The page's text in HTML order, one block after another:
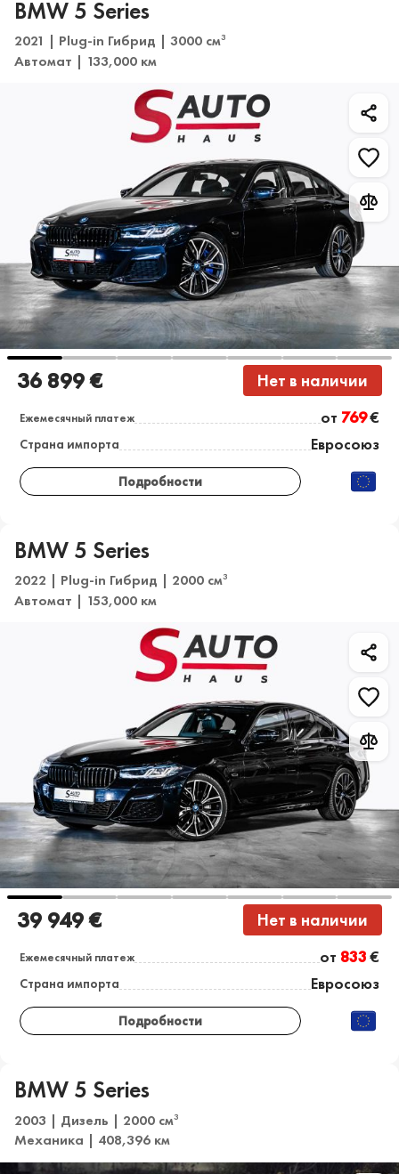
BMW 5 Series
2021 | Plug-in Гибрид | 3000 см3
Автомат | 133,000 км
36 899 € Нет в наличии
Ежемесячный платеж от 769€
Страна импорта Евросоюз
Подробности
BMW 5 Series
2022 | Plug-in Гибрид | 2000 см3
Автомат | 153,000 км
39 949 € Нет в наличии
Ежемесячный платеж от 833€
Страна импорта Евросоюз
Подробности
BMW 5 Series
2003 | Дизель | 2000 см3
Механика | 408,396 км